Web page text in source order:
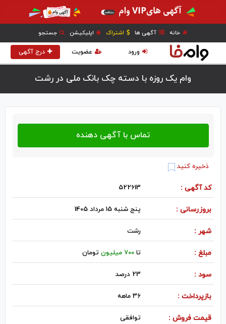
خانه آگهی ها اشتراک اپلیکیشن جستجو
درج آگهی عضویت ورود
وام یک روزه با دسته چک بانک ملی در رشت
ذخیره کنید
کد آگهی : 522613
بروزرسانی : پنج شنبه 15 مرداد 1405
شهر : رشت
مبلغ : تا700 میلیون تومان
سود : 23 درصد
بازپرداخت : 36 ماهه
قیمت فروش : توافقی